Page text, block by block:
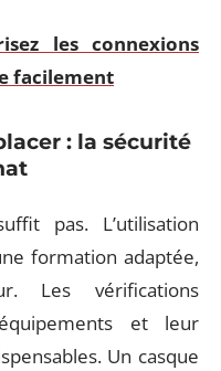
les connexions
facilement
: la sécurité
pas. L’utilisation
formation adaptée,
Les vérifications
et leur
Un casque